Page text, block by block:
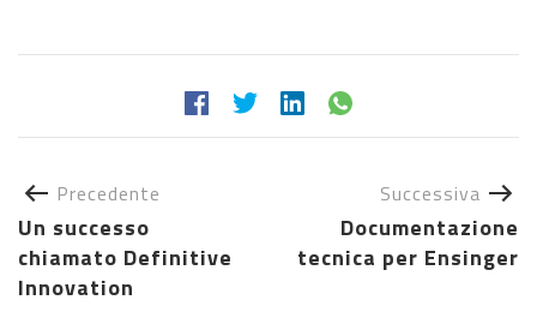
Precedente
Un successo
chiamato Definitive
Innovation
Successiva
Documentazione
tecnica per Ensinger